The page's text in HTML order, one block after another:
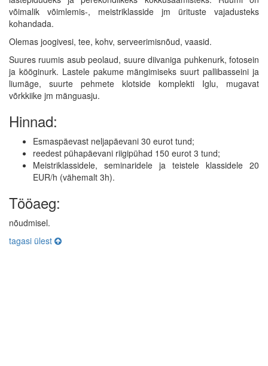
võimalik võimlemis-, meistriklasside jm ürituste vajadusteks
kohandada.
Olemas joogivesi, tee, kohv, serveerimisnõud, vaasid.
Suures ruumis asub peolaud, suure diivaniga puhkenurk, fotosein
ja kööginurk. Lastele pakume mängimiseks suurt pallibasseini ja
liumäge, suurte pehmete klotside komplekti Iglu, mugavat
võrkkiike jm mänguasju.
Hinnad:
Esmaspäevast neljapäevani 30 eurot tund;
reedest pühapäevani riigipühad 150 eurot 3 tund;
Meistriklassidele, seminaridele ja teistele klassidele 20
EUR/h (vähemalt 3h).
Tööaeg:
nõudmisel.
tagasi ülest